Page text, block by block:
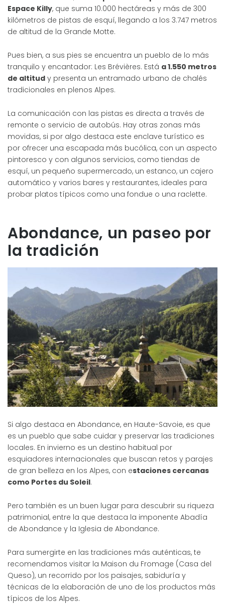
Espace Killy, que suma 10.000 hectáreas y más de 300
kilómetros de pistas de esquí, llegando a los 3.747 metros
de altitud de la Grande Motte.
Pues bien, a sus pies se encuentra un pueblo de lo más
tranquilo y encantador: Les Brévières. Está a 1.550 metros
de altitud y presenta un entramado urbano de chalés
tradicionales en plenos Alpes.
La comunicación con las pistas es directa a través de
remonte o servicio de autobús. Hay otras zonas más
movidas, si por algo destaca este enclave turístico es
por ofrecer una escapada más bucólica, con un aspecto
pintoresco y con algunos servicios, como tiendas de
esquí, un pequeño supermercado, un estanco, un cajero
automático y varios bares y restaurantes, ideales para
probar platos típicos como una fondue o una raclette.
Abondance, un paseo por
la tradición
Si algo destaca en Abondance, en Haute-Savoie, es que
es un pueblo que sabe cuidar y preservar las tradiciones
locales. En invierno es un destino habitual por
esquiadores internacionales que buscan retos y parajes
de gran belleza en los Alpes, con estaciones cercanas
como Portes du Soleil.
Pero también es un buen lugar para descubrir su riqueza
patrimonial, entre la que destaca la imponente Abadía
de Abondance y la Iglesia de Abondance.
Para sumergirte en las tradiciones más auténticas, te
recomendamos visitar la Maison du Fromage (Casa del
Queso), un recorrido por los paisajes, sabiduría y
técnicas de la elaboración de uno de los productos más
típicos de los Alpes.